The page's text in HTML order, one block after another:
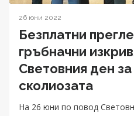
26 юни 2022
Безплатни
гръбначни
Световния ден
сколиозата
На 26 юни по повод